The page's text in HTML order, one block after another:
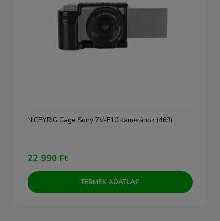
NICEYRIG Cage Sony ZV-E10 kamerához (469)
22 990 Ft
TERMÉK ADATLAP